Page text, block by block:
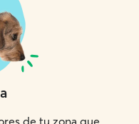
de tu zona que